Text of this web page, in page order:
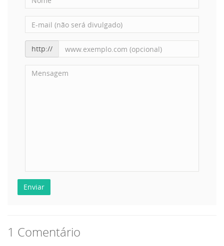
http://
Enviar
1 Comentário